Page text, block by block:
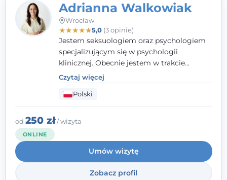
Adrianna Walkowiak
Wrocław
★★★★★5,0(3 opinie)
Jestem seksuologiem oraz psychologiem
specjalizującym się w psychologii
klinicznej. Obecnie jestem w trakcie
szkolenia na psychoterapeutę
systemowego. Posiadam status członka
nadzwyczajnego Wielkopolskiego
TowarzystwaTerapii Systemowejoraz
należę do Polskiego Towarzystwa
pierwszym miejscu stawiam budowanie
atmosfery bezpieczeństwa i zrozumienia w
relacjach z Klientami. Istotna dla nie jest
również koncentracja na dostępnych
Czytaj więcej
Polski
od 250 zł/ wizyta
ONLINE
Umów wizytę
Zobacz profil